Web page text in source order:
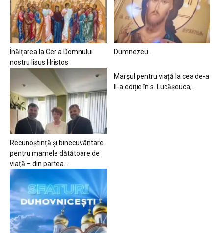
Înălțarea la Cer a Domnului
nostru Iisus Hristos
Dumnezeu…
Recunoștință și binecuvântare
pentru mamele dătătoare de
viață – din partea...
Marșul pentru viață la cea de-a
II-a ediție în s. Lucășeuca,...